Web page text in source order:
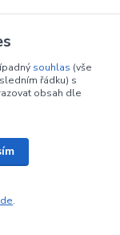
souhlas (vše
řádku) s
obsah dle
.